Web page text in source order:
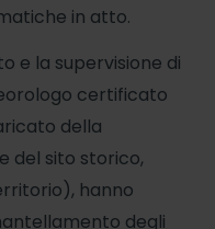
in atto.
e la supervisione di
certificato
della
del sito storico,
hanno
degli